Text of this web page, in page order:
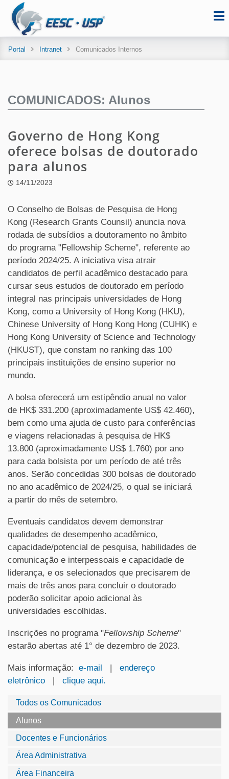
Portal Intranet Comunicados Internos
Todos os Comunicados
Alunos
Docentes e Funcionários
Área Administrativa
Área Financeira
COMUNICADOS: Alunos
Governo de Hong Kong
oferece bolsas de doutorado
para alunos
14/11/2023
O Conselho de Bolsas de Pesquisa de Hong
Kong (Research Grants Counsil) anuncia nova
rodada de subsídios a doutoramento no âmbito
do programa "Fellowship Scheme", referente ao
período 2024/25. A iniciativa visa atrair
candidatos de perfil acadêmico destacado para
cursar seus estudos de doutorado em período
integral nas principais universidades de Hong
Kong, como a University of Hong Kong (HKU),
Chinese University of Hong Kong Hong (CUHK) e
Hong Kong University of Science and Technology
(HKUST), que constam no ranking das 100
principais instituições de ensino superior no
mundo.
A bolsa oferecerá um estipêndio anual no valor
de HK$ 331.200 (aproximadamente US$ 42.460),
bem como uma ajuda de custo para conferências
e viagens relacionadas à pesquisa de HK$
13.800 (aproximadamente US$ 1.760) por ano
para cada bolsista por um período de até três
anos. Serão concedidas 300 bolsas de doutorado
no ano acadêmico de 2024/25, o qual se iniciará
a partir do mês de setembro.
Eventuais candidatos devem demonstrar
qualidades de desempenho acadêmico,
capacidade/potencial de pesquisa, habilidades de
comunicação e interpessoais e capacidade de
liderança, e os selecionados que precisarem de
mais de três anos para concluir o doutorado
poderão solicitar apoio adicional às
universidades escolhidas.
Inscrições no programa "Fellowship Scheme"
estarão abertas até 1° de dezembro de 2023.
Mais informação: e-mail | endereço
eletrônico | clique aqui.